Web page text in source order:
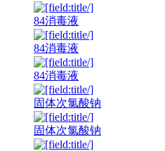
84消毒液
84消毒液
84消毒液
固体次氯酸钠
固体次氯酸钠